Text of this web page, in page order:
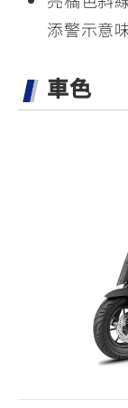
添警示意
車色